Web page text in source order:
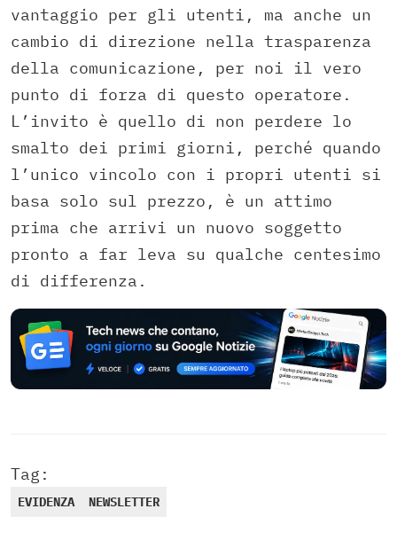
vantaggio per gli utenti, ma anche un
cambio di direzione nella trasparenza
della comunicazione, per noi il vero
punto di forza di questo operatore.
L’invito è quello di non perdere lo
smalto dei primi giorni, perché quando
l’unico vincolo con i propri utenti si
basa solo sul prezzo, è un attimo
prima che arrivi un nuovo soggetto
pronto a far leva su qualche centesimo
di differenza.
Tag:
EVIDENZA NEWSLETTER